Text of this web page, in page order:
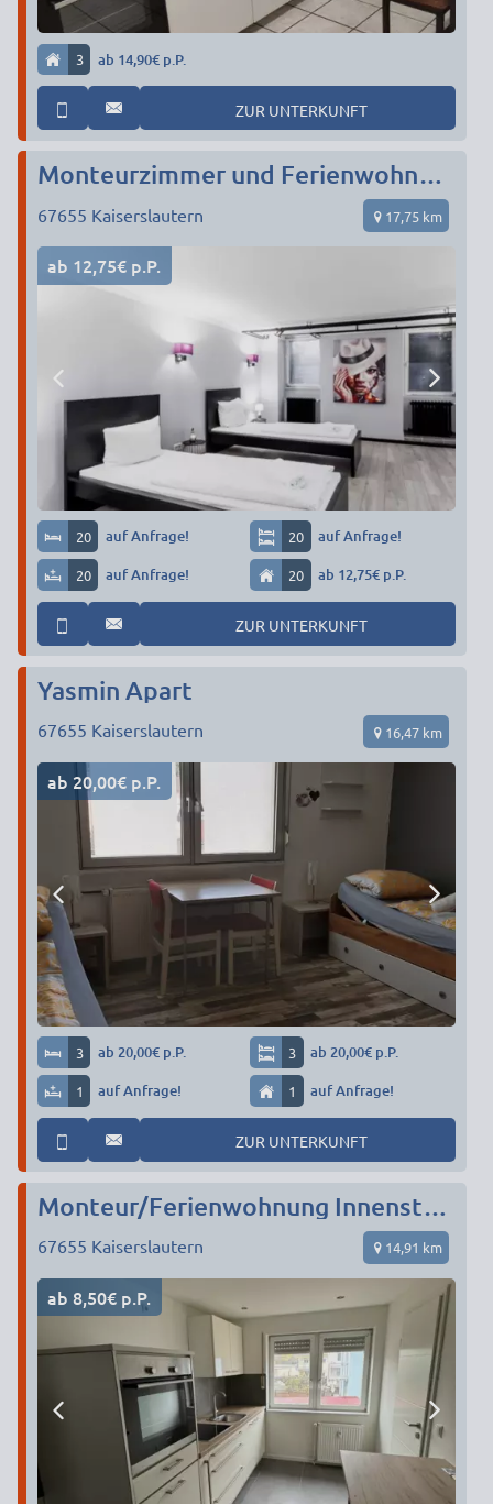
3 ab 14,90€ p.P.
ZUR UNTERKUNFT
Monteurzimmer und Ferienwohnungen auf höchstem Niveau
67655 Kaiserslautern 17,75 km
ab 12,75€ p.P.
20 auf Anfrage! 20 auf Anfrage!
20 auf Anfrage! 20 ab 12,75€ p.P.
ZUR UNTERKUNFT
Yasmin Apart
67655 Kaiserslautern 16,47 km
ab 20,00€ p.P.
3 ab 20,00€ p.P. 3 ab 20,00€ p.P.
1 auf Anfrage! 1 auf Anfrage!
ZUR UNTERKUNFT
Monteur/Ferienwohnung Innenstadt KL
67655 Kaiserslautern 14,91 km
ab 8,50€ p.P.